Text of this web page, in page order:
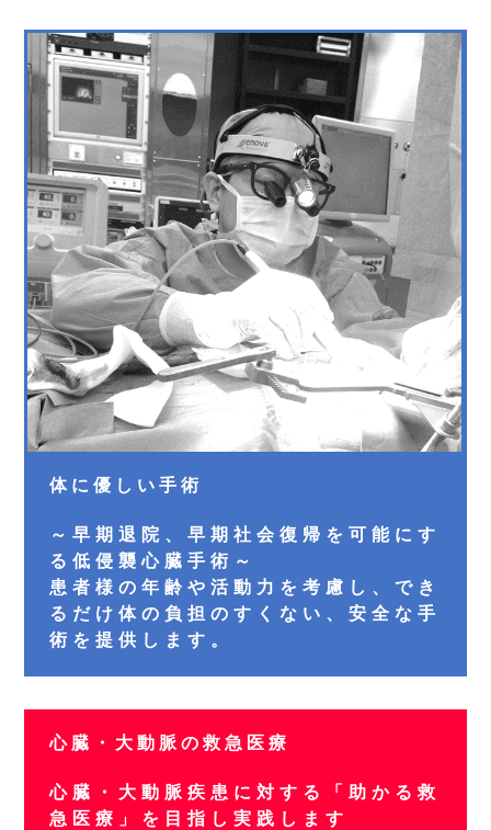
体に優しい手術
～早期退院、早期社会復帰を可能にす
る低侵襲心臓手術～
患者様の年齢や活動力を考慮し、でき
るだけ体の負担のすくない、安全な手
術を提供します。
心臓・大動脈の救急医療
心臓・大動脈疾患に対する「助かる救
急医療」を目指し実践します